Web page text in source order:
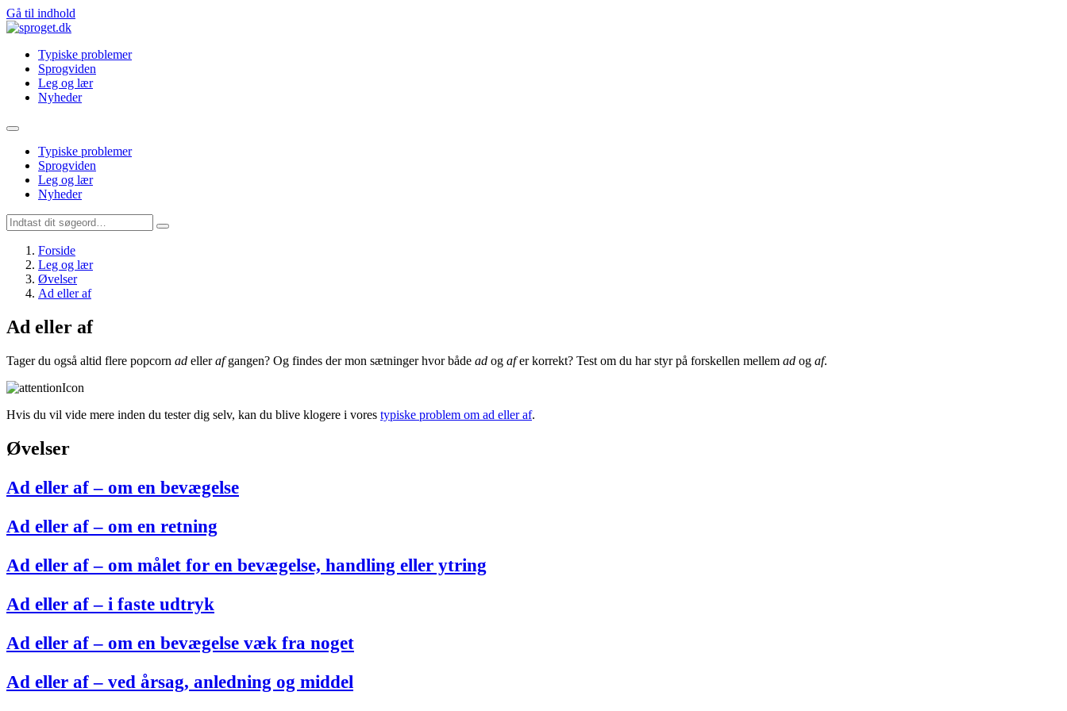
Gå til indhold
Typiske problemer
Sprogviden
Leg og lær
Nyheder
Typiske problemer
Sprogviden
Leg og lær
Nyheder
Forside
Leg og lær
Øvelser
Ad eller af
Ad eller af
Tager du også altid flere popcorn ad ellerafgangen? Og findes der mon sætninger hvor både ad og afer korrekt? Test om du har styr på forskellen mellem ad og af.
Hvis du vil vide mere inden du tester dig selv, kan du blive klogere i vores typiske problem om ad eller af.
Øvelser
Ad eller af – om en bevægelse
Ad eller af – om en retning
Ad eller af – om målet for en bevægelse, handling eller ytring
Ad eller af – i faste udtryk
Ad eller af – om en bevægelse væk fra noget
Ad eller af – ved årsag, anledning og middel